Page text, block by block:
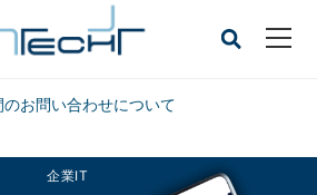
お問い合わせについて
企業IT